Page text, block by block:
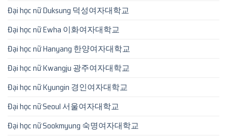
Đại học nữ Duksung 덕성여자대학교
Đại học nữ Ewha 이화여자대학교
Đại học nữ Hanyang 한양여자대학교
Đại học nữ Kwangju 광주여자대학교
Đại học nữ Kyungin 경인여자대학교
Đại học nữ Seoul 서울여자대학교
Đại học nữ Sookmyung 숙명여자대학교